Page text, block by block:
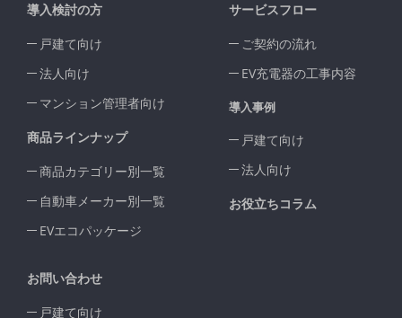
導入検討の方
戸建て向け
法人向け
マンション管理者向け
商品ラインナップ
商品カテゴリー別一覧
自動車メーカー別一覧
EVエコパッケージ
サービスフロー
ご契約の流れ
EV充電器の工事内容
導入事例
戸建て向け
法人向け
お役立ちコラム
お問い合わせ
戸建て向け